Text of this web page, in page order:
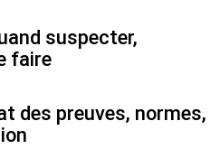
suspecter,
faire
des preuves, normes,